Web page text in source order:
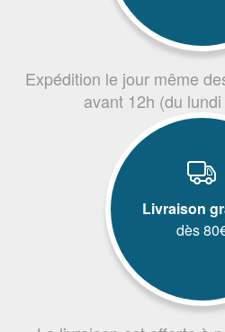
Expédition le jour même
avant 12h (du
Livraison
dès